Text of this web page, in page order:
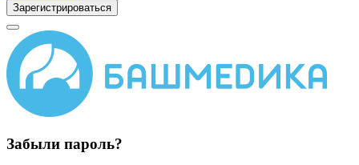
Зарегистрироваться
Забыли пароль?